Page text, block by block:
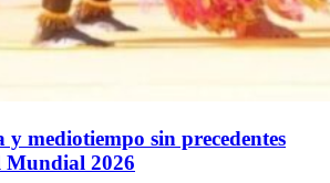
y mediotiempo sin precedentes
Mundial 2026